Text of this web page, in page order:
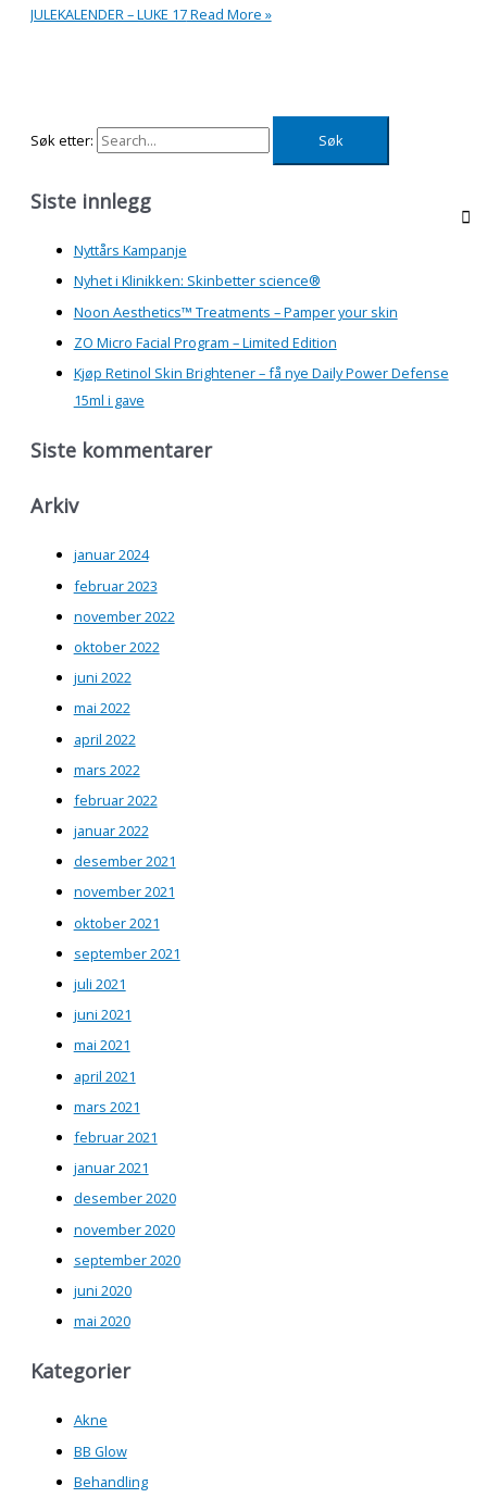
JULEKALENDER – LUKE 17Read More »
Søk etter:
Siste innlegg
Nyttårs Kampanje
Nyhet i Klinikken: Skinbetter science®
Noon Aesthetics™ Treatments – Pamper your skin
ZO Micro Facial Program – Limited Edition
Kjøp Retinol Skin Brightener – få nye Daily Power Defense
15ml i gave
Siste kommentarer
Arkiv
januar 2024
februar 2023
november 2022
oktober 2022
juni 2022
mai 2022
april 2022
mars 2022
februar 2022
januar 2022
desember 2021
november 2021
oktober 2021
september 2021
juli 2021
juni 2021
mai 2021
april 2021
mars 2021
februar 2021
januar 2021
desember 2020
november 2020
september 2020
juni 2020
mai 2020
Kategorier
Akne
BB Glow
Behandling